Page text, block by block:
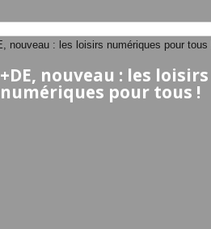
+DE, nouveau : les loisirs
numériques pour tous !